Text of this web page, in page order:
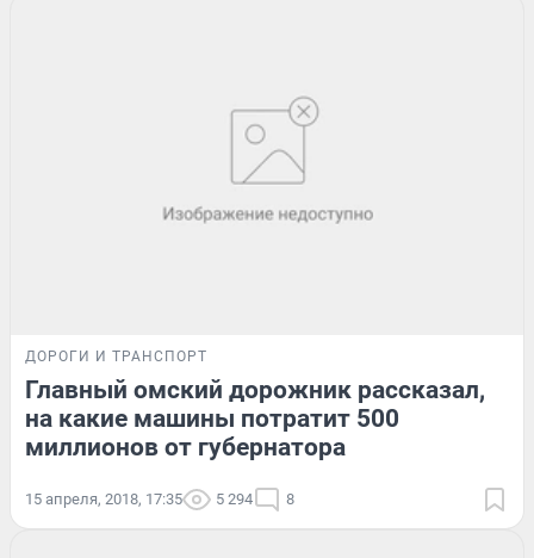
ДОРОГИ И ТРАНСПОРТ
Главный омский дорожник рассказал,
на какие машины потратит 500
миллионов от губернатора
15 апреля, 2018, 17:35 5 294 8